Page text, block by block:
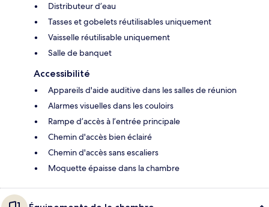
Distributeur d’eau
Tasses et gobelets réutilisables uniquement
Vaisselle réutilisable uniquement
Salle de banquet
Accessibilité
Appareils d'aide auditive dans les salles de réunion
Alarmes visuelles dans les couloirs
Rampe d’accès à l’entrée principale
Chemin d'accès bien éclairé
Chemin d'accès sans escaliers
Moquette épaisse dans la chambre